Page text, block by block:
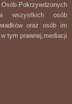
Pokrzywdzonych
wszystkich osób
oraz osób im
tym prawnej,mediacji